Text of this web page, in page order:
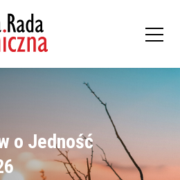
o Jedność